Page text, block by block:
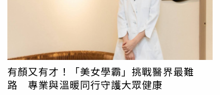
權，如果檢方控訴為真，難道餐廳讓熟客先訂位就是背信？
他自認犯罪嫌疑並不重大，不可以限制出境、出海。不過北
院認定胡亦嘉的行為涉犯投信顧問法，另外還觸犯偽造文書
罪，輕罪部分判刑6個月得易科罰金。
有顏又有才！「美女學霸」挑戰醫界最難
路 專業與溫暖同行守護大眾健康